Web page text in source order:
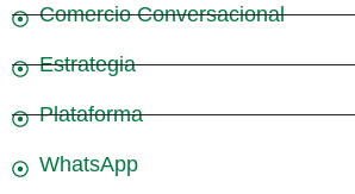
Comercio Conversacional
Estrategia
Plataforma
WhatsApp